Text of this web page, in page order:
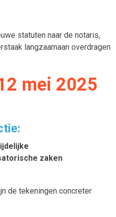
statuten naar de notaris,
langzaamaan overdragen
mei 2025
zaken
de tekeningen concreter